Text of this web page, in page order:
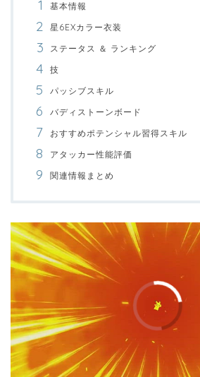
基本情報
星6EXカラー衣装
ステータス ＆ ランキング
技
パッシブスキル
バディストーンボード
おすすめポテンシャル習得スキル
アタッカー性能評価
関連情報まとめ